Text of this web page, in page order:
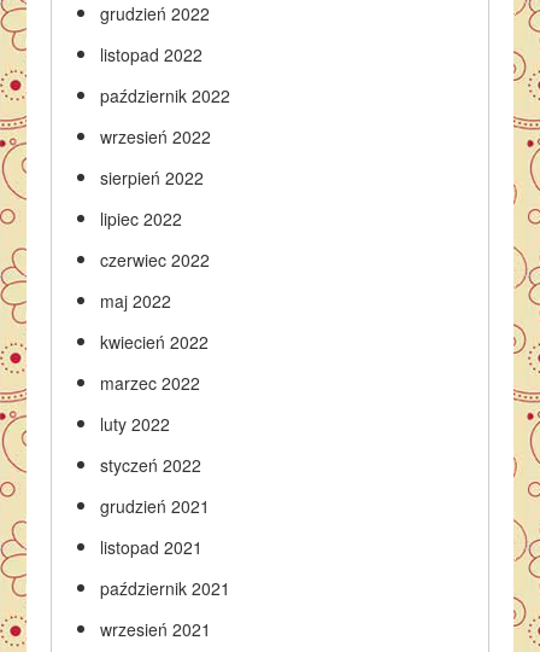
grudzień 2022
listopad 2022
październik 2022
wrzesień 2022
sierpień 2022
lipiec 2022
czerwiec 2022
maj 2022
kwiecień 2022
marzec 2022
luty 2022
styczeń 2022
grudzień 2021
listopad 2021
październik 2021
wrzesień 2021